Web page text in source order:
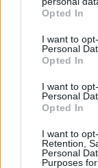
grant or deny
use your data
consent section.
Opted In
I want to
Personal
Opted In
I want to
Personal
Opted In
I want to
Retention,
Personal
Purposes
Ο ευρωβουλευτής
Ρωμανό του
Δαμασκό